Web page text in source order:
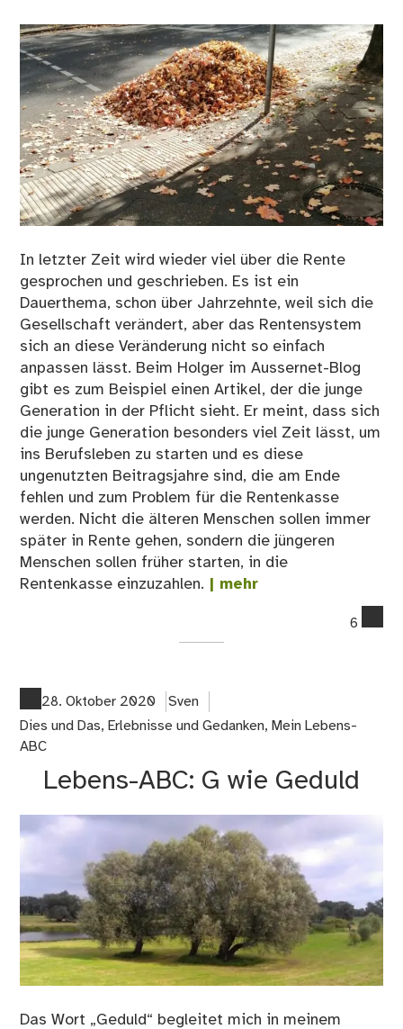
In letzter Zeit wird wieder viel über die Rente
gesprochen und geschrieben. Es ist ein
Dauerthema, schon über Jahrzehnte, weil sich die
Gesellschaft verändert, aber das Rentensystem
sich an diese Veränderung nicht so einfach
anpassen lässt. Beim Holger im Aussernet-Blog
gibt es zum Beispiel einen Artikel, der die junge
Generation in der Pflicht sieht. Er meint, dass sich
die junge Generation besonders viel Zeit lässt, um
ins Berufsleben zu starten und es diese
ungenutzten Beitragsjahre sind, die am Ende
fehlen und zum Problem für die Rentenkasse
werden. Nicht die älteren Menschen sollen immer
später in Rente gehen, sondern die jüngeren
Menschen sollen früher starten, in die
Rentenkasse einzuzahlen. | mehr
6
28. Oktober 2020
Sven
Dies und Das, Erlebnisse und Gedanken, Mein Lebens-
ABC
Lebens-ABC: G wie Geduld
Das Wort „Geduld“ begleitet mich in meinem